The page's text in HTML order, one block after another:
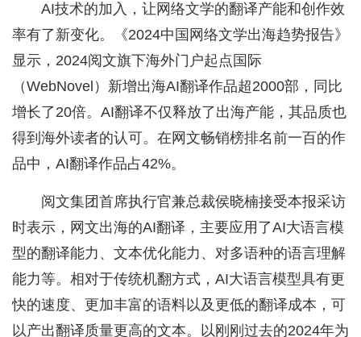
AI技术的加入，让网络文学的翻译产能和创作效
率有了新变化。《2024中国网络文学出海趋势报告》
显示，2024阅文旗下海外门户起点国际
（WebNovel）新增出海AI翻译作品超2000部，同比
增长了20倍。AI翻译不仅释放了出海产能，其品质也
得到海外读者的认可。在网文畅销榜排名前一百的作
品中，AI翻译作品占42%。
阅文集团首席执行官兼总裁侯晓楠接受本报采访
时表示，网文出海的AI翻译，主要应用了AI大语言模
型的翻译能力、文本优化能力、对多语种的语言理解
能力等。相对于传统机翻方式，AI大语言模型具有更
快的速度、更加丰富的语料以及更低的翻译成本，可
以产出翻译质量更高的文本。以刚刚过去的2024年为